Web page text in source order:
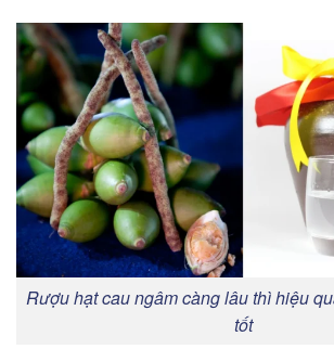
Rượu hạt cau ngâm càng lâu thì hiệu
tốt